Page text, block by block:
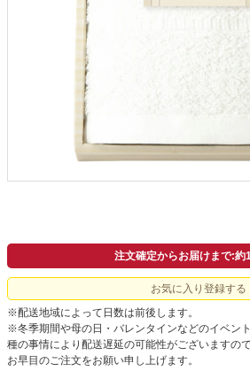
注文確定からお届けまで:約
お気に入り登録する
※配送地域によって日数は前後します。
※冬季期間や母の日・バレンタインなどのイベン
種の事情により配送遅延の可能性がございますの
お早目のご注文をお願い申し上げます。